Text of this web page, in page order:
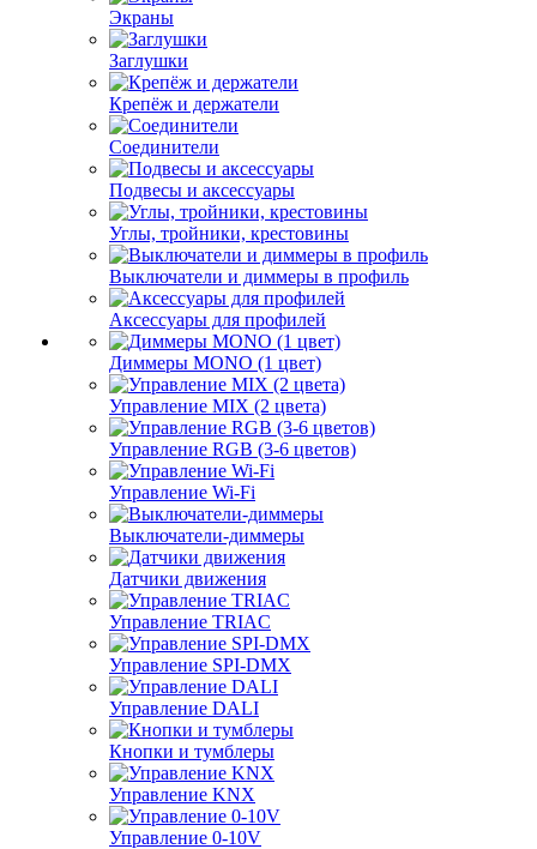
Экраны
Заглушки
Крепёж и держатели
Соединители
Подвесы и аксессуары
Углы, тройники, крестовины
Выключатели и диммеры в профиль
Аксессуары для профилей
Диммеры MONO (1 цвет)
Управление MIX (2 цвета)
Управление RGB (3-6 цветов)
Управление Wi-Fi
Выключатели-диммеры
Датчики движения
Управление TRIAC
Управление SPI-DMX
Управление DALI
Кнопки и тумблеры
Управление KNX
Управление 0-10V